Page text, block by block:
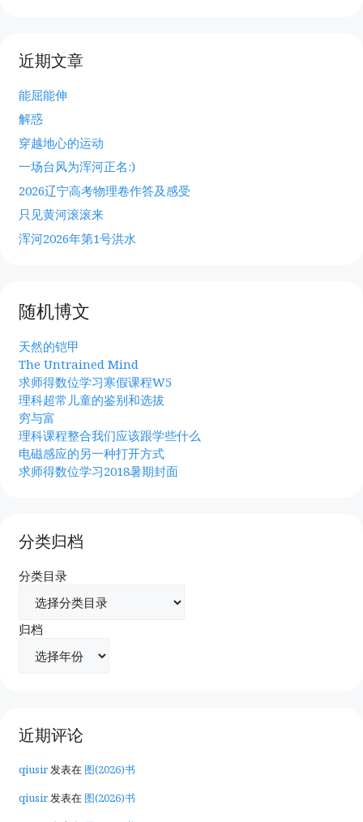
近期文章
能屈能伸
解惑
穿越地心的运动
一场台风为浑河正名:)
2026辽宁高考物理卷作答及感受
只见黄河滚滚来
浑河2026年第1号洪水
随机博文
天然的铠甲
The Untrained Mind
求师得数位学习寒假课程W5
理科超常儿童的鉴别和选拔
穷与富
理科课程整合我们应该跟学些什么
电磁感应的另一种打开方式
求师得数位学习2018暑期封面
分类归档
分类目录
归档
近期评论
qiusir发表在 图(2026)书
qiusir发表在 图(2026)书